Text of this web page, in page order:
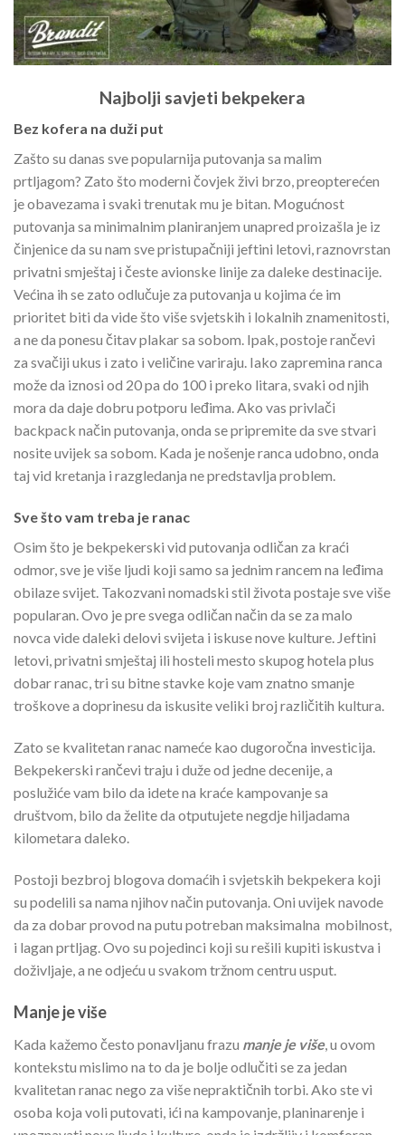
Najbolji savjeti bekpekera
Bez kofera na duži put
Zašto su danas sve popularnija putovanja sa malim
prtljagom? Zato što moderni čovjek živi brzo, preopterećen
je obavezama i svaki trenutak mu je bitan. Mogućnost
putovanja sa minimalnim planiranjem unapred proizašla je iz
činjenice da su nam sve pristupačniji jeftini letovi, raznovrstan
privatni smještaj i česte avionske linije za daleke destinacije.
Većina ih se zato odlučuje za putovanja u kojima će im
prioritet biti da vide što više svjetskih i lokalnih znamenitosti,
a ne da ponesu čitav plakar sa sobom. Ipak, postoje rančevi
za svačiji ukus i zato i veličine variraju. Iako zapremina ranca
može da iznosi od 20 pa do 100 i preko litara, svaki od njih
mora da daje dobru potporu leđima. Ako vas privlači
backpack način putovanja, onda se pripremite da sve stvari
nosite uvijek sa sobom. Kada je nošenje ranca udobno, onda
taj vid kretanja i razgledanja ne predstavlja problem.
Sve što vam treba je ranac
Osim što je bekpekerski vid putovanja odličan za kraći
odmor, sve je više ljudi koji samo sa jednim rancem na leđima
obilaze svijet. Takozvani nomadski stil života postaje sve više
popularan. Ovo je pre svega odličan način da se za malo
novca vide daleki delovi svijeta i iskuse nove kulture. Jeftini
letovi, privatni smještaj ili hosteli mesto skupog hotela plus
dobar ranac, tri su bitne stavke koje vam znatno smanje
troškove a doprinesu da iskusite veliki broj različitih kultura.
Zato se kvalitetan ranac nameće kao dugoročna investicija.
Bekpekerski rančevi traju i duže od jedne decenije, a
poslužiće vam bilo da idete na kraće kampovanje sa
društvom, bilo da želite da otputujete negdje hiljadama
kilometara daleko.
Postoji bezbroj blogova domaćih i svjetskih bekpekera koji
su podelili sa nama njihov način putovanja. Oni uvijek navode
da za dobar provod na putu potreban maksimalna mobilnost,
i lagan prtljag. Ovo su pojedinci koji su rešili kupiti iskustva i
doživljaje, a ne odjeću u svakom tržnom centru usput.
Manje je više
Kada kažemo često ponavljanu frazu manje je više, u ovom
kontekstu mislimo na to da je bolje odlučiti se za jedan
kvalitetan ranac nego za više nepraktičnih torbi. Ako ste vi
osoba koja voli putovati, ići na kampovanje, planinarenje i